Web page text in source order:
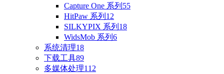
Capture One 系列 55
HitPaw 系列 12
SILKYPIX 系列 18
WidsMob 系列 6
系统清理18
下载工具89
多媒体处理112